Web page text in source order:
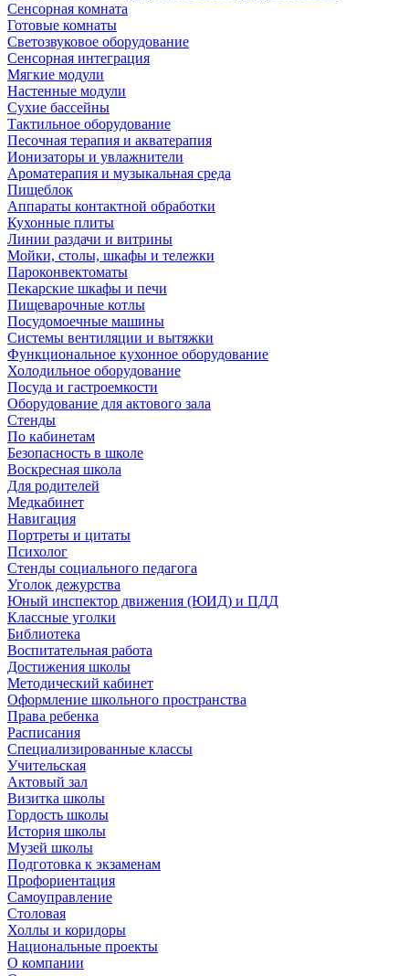
Сенсорная комната
Готовые комнаты
Светозвуковое оборудование
Сенсорная интеграция
Мягкие модули
Настенные модули
Сухие бассейны
Тактильное оборудование
Песочная терапия и акватерапия
Ионизаторы и увлажнители
Ароматерапия и музыкальная среда
Пищеблок
Аппараты контактной обработки
Кухонные плиты
Линии раздачи и витрины
Мойки, столы, шкафы и тележки
Пароконвектоматы
Пекарские шкафы и печи
Пищеварочные котлы
Посудомоечные машины
Системы вентиляции и вытяжки
Функциональное кухонное оборудование
Холодильное оборудование
Посуда и гастроемкости
Оборудование для актового зала
Стенды
По кабинетам
Безопасность в школе
Воскресная школа
Для родителей
Медкабинет
Навигация
Портреты и цитаты
Психолог
Стенды социального педагога
Уголок дежурства
Юный инспектор движения (ЮИД) и ПДД
Классные уголки
Библиотека
Воспитательная работа
Достижения школы
Методический кабинет
Оформление школьного пространства
Права ребенка
Расписания
Специализированные классы
Учительская
Актовый зал
Визитка школы
Гордость школы
История школы
Музей школы
Подготовка к экзаменам
Профориентация
Самоуправление
Столовая
Холлы и коридоры
Национальные проекты
О компании